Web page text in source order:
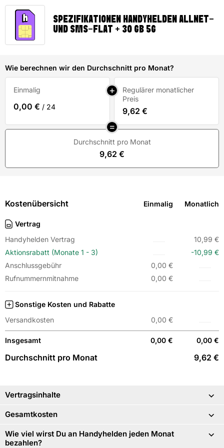
SPEZIFIKATIONEN HANDYHELDEN ALLNET-
UND SMS-FLAT + 30 GB 5G
Wie berechnen wir den Durchschnitt pro Monat?
Einmalig
0,00 € / 24
Regulärer monatlicher
Preis
9,62 €
Durchschnitt pro Monat
9,62 €
Kostenübersicht Einmalig Monatlich
Vertrag
Handyhelden Vertrag
10,99 €
Aktionsrabatt (Monate 1 - 3)
-10,99 €
Anschlussgebühr
0,00 €
Rufnummernmitnahme
0,00 €
Sonstige Kosten und Rabatte
Versandkosten
0,00 €
Insgesamt 0,00 € 0,00 €
Durchschnitt pro Monat 9,62 €
Vertragsinhalte
Gesamtkosten
Wie viel wirst Du an Handyhelden jeden Monat
bezahlen?